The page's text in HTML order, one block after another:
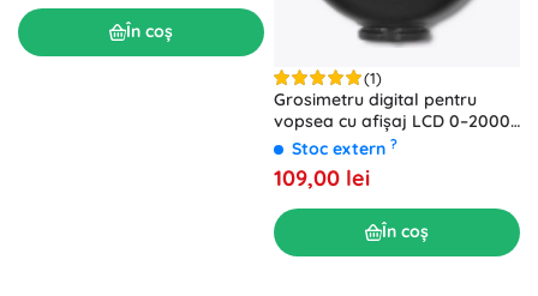
În coș
(1)
Grosimetru digital pentru
vopsea cu afișaj LCD 0–2000
µmStoc extern ?
109,00 lei
În coș